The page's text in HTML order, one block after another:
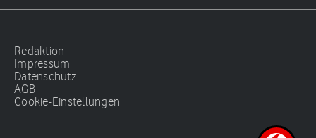
Redaktion
Impressum
Datenschutz
AGB
Cookie-Einstellungen